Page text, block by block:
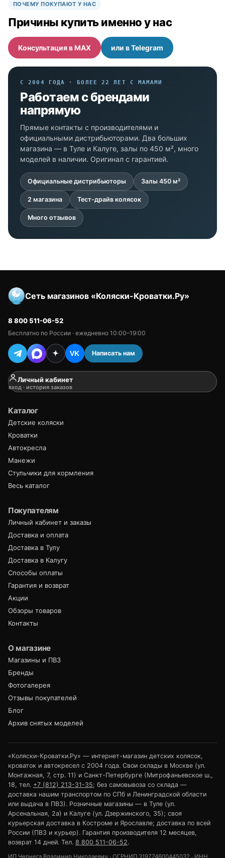
ПОЧЕМУ ПОКУПАЮТ У НАС
Причины купить именно у нас
Консультация в MAX или в Telegram
С 2004 ГОДА · БОЛЕЕ 22 ЛЕТ С МАМАМИ
Работаем с брендами
напрямую
Прямые контакты с производителями и
официальными дистрибьюторами. Два больших
магазина — в Туле и Калуге, залы по 450 м², много
моделей в наличии. Оригинал с гарантией.
Официальные дистрибьюторы Залы 450 м²
2 магазина Тест-драйв колясок
Много отзывов
Сеть магазинов «Коляски-Кроватки.Ру»
8 800 511-06-52
Бесплатно по России · ежедневно 10:00–19:00
VK Написать нам
Личный кабинет
вход · история заказов
Каталог
Детские коляски
Кроватки
Автокресла
Манежи
Стульчики для кормления
Весь каталог
Покупателям
Личный кабинет и заказы
Доставка и оплата
Доставка в Тулу
Доставка в Калугу
Способы оплаты
Гарантия и возврат
Акции
Обзоры товаров
Контакты
О магазине
Магазины и ПВЗ
Бренды
Фотогалерея
Отзывы покупателей
Блог
Архив снятых моделей
«Коляски-Кроватки.Ру» — интернет-магазин детских колясок,
кроваток и автокресел с 2004 года. Свои склады в Москве (ул.
Монтажная, 7, стр. 11) и Санкт-Петербурге (Митрофаньевское ш.,
18, тел. +7 (812) 213-31-35; без самовывоза со склада —
доставка нашим транспортом по СПб и Ленинградской области
или выдача в ПВЗ). Розничные магазины — в Туле (ул.
Арсенальная, 2а) и Калуге (ул. Дзержинского, 35); своя
курьерская доставка в Костроме и Ярославле; доставка по всей
России (ПВЗ и курьер). Гарантия производителя 12 месяцев,
возврат 14 дней. Тел. 8 800 511-06-52.
ИП Чернега Владимир Николаевич · ОГРНИП 319774600445032 · ИНН